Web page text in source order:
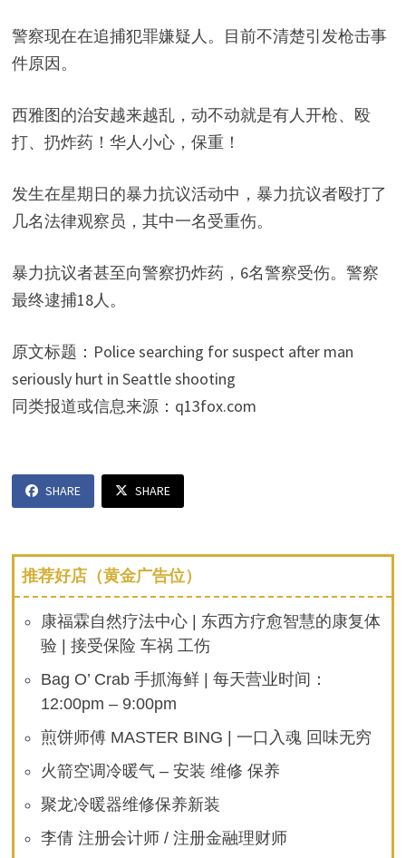
警察现在在追捕犯罪嫌疑人。目前不清楚引发枪击事
件原因。
西雅图的治安越来越乱，动不动就是有人开枪、殴
打、扔炸药！华人小心，保重！
发生在星期日的暴力抗议活动中，暴力抗议者殴打了
几名法律观察员，其中一名受重伤。
暴力抗议者甚至向警察扔炸药，6名警察受伤。警察
最终逮捕18人。
原文标题：Police searching for suspect after man
seriously hurt in Seattle shooting
同类报道或信息来源：q13fox.com
SHARE SHARE
推荐好店（黄金广告位）
康福霖自然疗法中心 | 东西方疗愈智慧的康复体
验 | 接受保险 车祸 工伤
Bag O’ Crab 手抓海鲜 | 每天营业时间：
12:00pm – 9:00pm
煎饼师傅 MASTER BING | 一口入魂 回味无穷
火箭空调冷暖气 – 安装 维修 保养
聚龙冷暖器维修保养新装
李倩 注册会计师 / 注册金融理财师